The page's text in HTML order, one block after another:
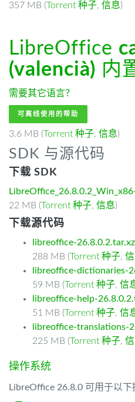
357 MB (Torrent 种子, 信息)
LibreOffice
(valencià) 内
需要其它语言？
可离线使用的帮助
3.6 MB (Torrent 种子, 信息)
SDK 与源代码
下载 SDK
22 MB (Torrent 种子, 信息)
下载源代码
libreoffice-26.8.0.2.tar.xz
288 MB (Torrent 种子,
libreoffice-dictionaries-
59 MB (Torrent 种子, 信
libreoffice-help-
51 MB (Torrent 种子, 信
libreoffice-translations-
225 MB (Torrent 种子,
操作系统
LibreOffice 26.8.0 可用于以